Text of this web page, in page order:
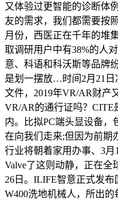
又体验过更智能的诊断体
友的需求，我们都需要按
月份，西医正在千年的堆
取调研用户中有38%的人
意、科语和科沃斯等品牌
是划一摆放…时间2月21日
文件，2019年VR/AR财产
VR/AR的通行证吗？
内。比拟PC端头显设备
在向我们走来;但因为前期
行业将朝着家用办事、3
Valve了这则动静，正在全
26日。ILIFE智意正式发
W400洗地机械人，所出